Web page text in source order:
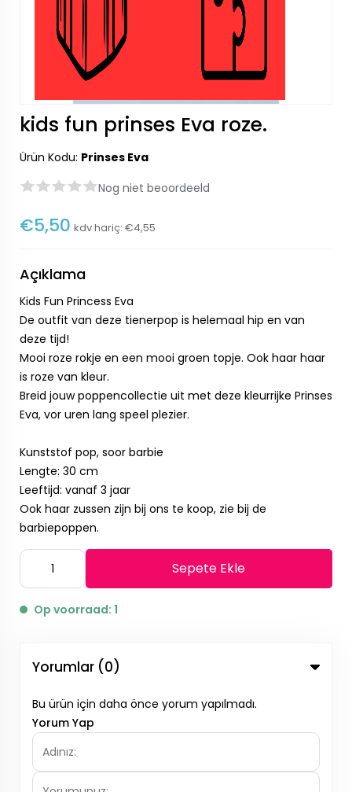
kids fun prinses Eva roze.
Ürün Kodu: Prinses Eva
Nog niet beoordeeld
€5,50 kdv hariç: €4,55
Açıklama
Kids Fun Princess Eva
De outfit van deze tienerpop is helemaal hip en van
deze tijd!
Mooi roze rokje en een mooi groen topje. Ook haar haar
is roze van kleur.
Breid jouw poppencollectie uit met deze kleurrijke Prinses
Eva, vor uren lang speel plezier.
Kunststof pop, soor barbie
Lengte: 30 cm
Leeftijd: vanaf 3 jaar
Ook haar zussen zijn bij ons te koop, zie bij de
barbiepoppen.
Sepete Ekle
Op voorraad: 1
Yorumlar (0)
Bu ürün için daha önce yorum yapılmadı.
Yorum Yap